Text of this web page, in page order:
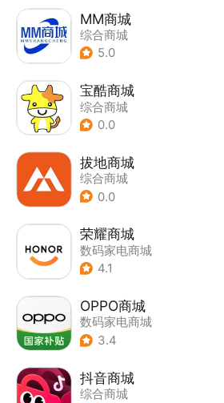
MM商城
综合商城
5.0
宝酷商城
综合商城
0.0
拔地商城
综合商城
0.0
荣耀商城
数码家电商城
4.1
OPPO商城
数码家电商城
3.4
抖音商城
综合商城